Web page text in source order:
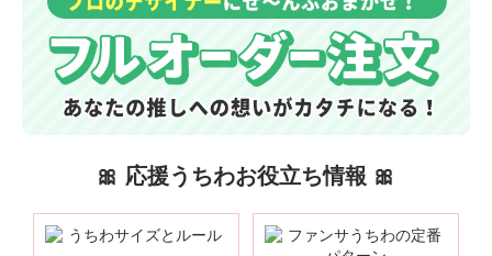
🎀 応援うちわお役立ち情報 🎀